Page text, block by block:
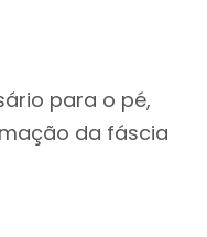
para o pé,
da fáscia